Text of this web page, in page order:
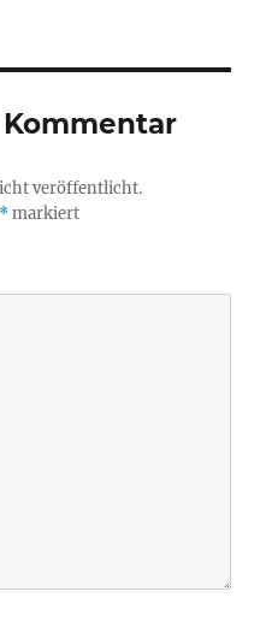
veröffentlicht.
*markiert